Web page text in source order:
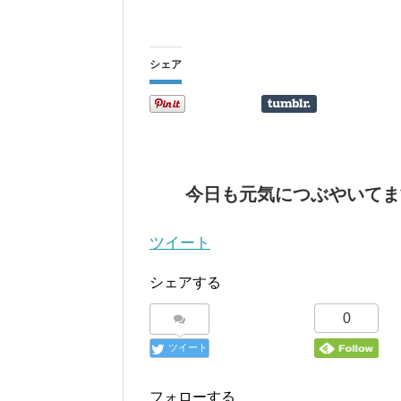
シェア
今日も元気につぶやいて
ツイート
シェアする
ツイート
0
フォローする